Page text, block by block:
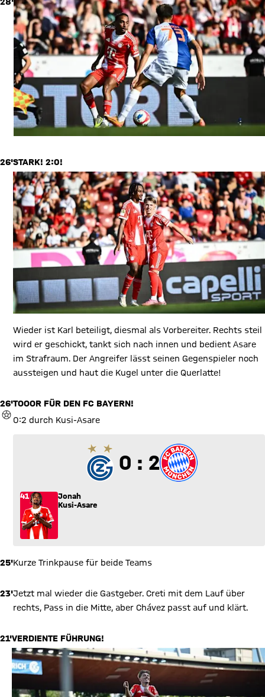
28'
26'STARK! 2:0!
Wieder ist Karl beteiligt, diesmal als Vorbereiter. Rechts steil
wird er geschickt, tankt sich nach innen und bedient Asare
im Strafraum. Der Angreifer lässt seinen Gegenspieler noch
aussteigen und haut die Kugel unter die Querlatte!
26'
TOR
TOOOR FÜR DEN FC BAYERN!
0:2 durch Kusi-Asare
0 zu 2
0 : 2
41
Jonah
Kusi-Asare
25'Kurze Trinkpause für beide Teams
23'Jetzt mal wieder die Gastgeber. Creti mit dem Lauf über
rechts, Pass in die Mitte, aber Chávez passt auf und klärt.
21'VERDIENTE FÜHRUNG!